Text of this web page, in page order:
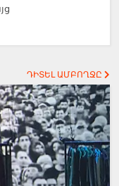
ԴԻՏԵԼ ԱՄԲՈՂՋԸ